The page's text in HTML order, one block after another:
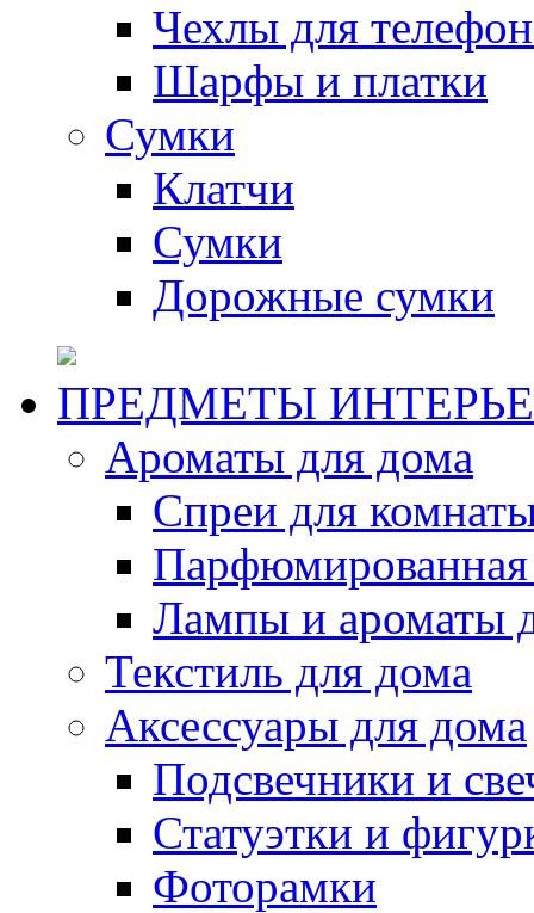
Чехлы для
Шарфы и платки
Сумки
Клатчи
Сумки
Дорожные сумки
ПРЕДМЕТЫ
Ароматы для дома
Спреи для
Парфюмированная
Лампы и ароматы
Текстиль для дома
Аксессуары для дома
Подсвечники и
Статуэтки и
Фоторамки